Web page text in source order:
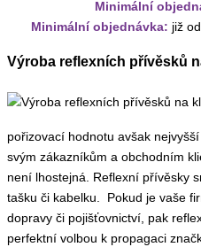
Minimální
Minimální objednávka: již
Výroba reflexních přívěsků
pořizovací hodnotu avšak
svým zákazníkům a obchodním
není lhostejná. Reflexní přívěsky
tašku či kabelku. Pokud je vaše
dopravy či pojišťovnictví, pak
perfektní volbou k propagaci